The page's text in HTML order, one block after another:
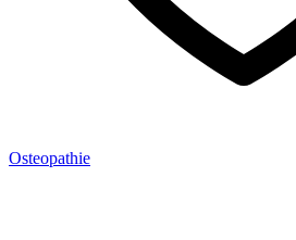
Osteopathie